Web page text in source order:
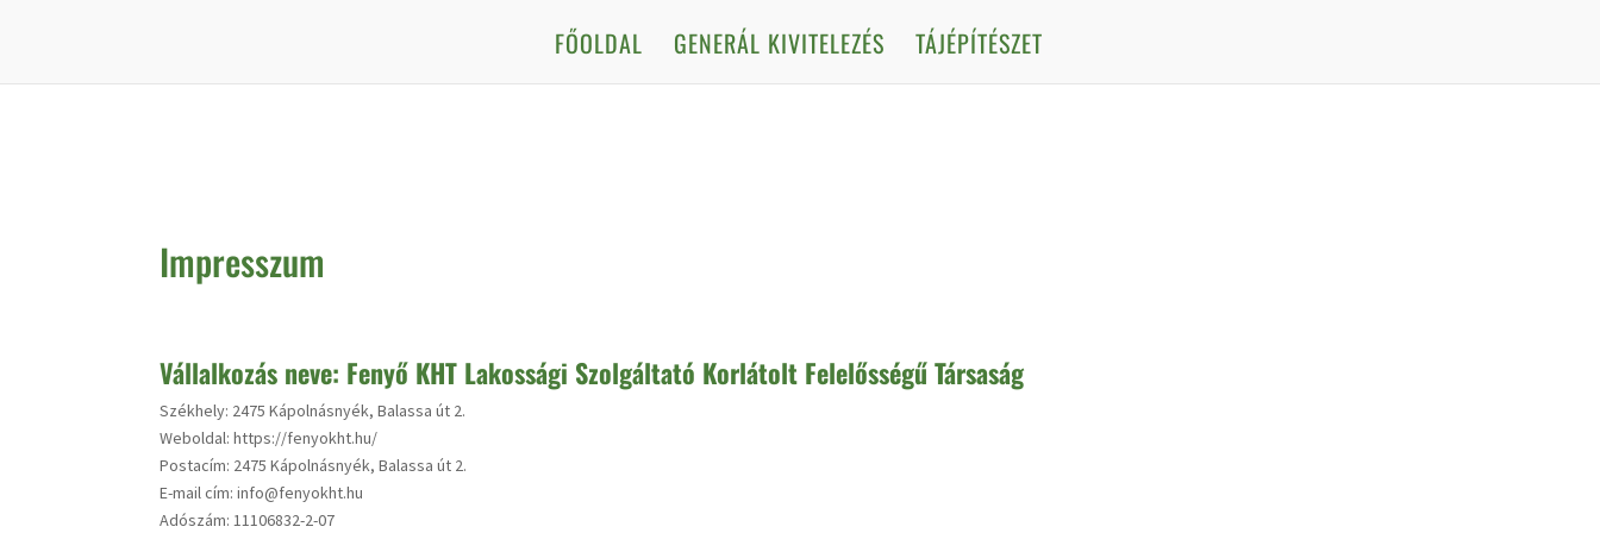
FŐOLDAL GENERÁL KIVITELEZÉS TÁJÉPÍTÉSZET
Impresszum
Vállalkozás neve: Fenyő KHT Lakossági Szolgáltató Korlátolt Felelősségű Társaság
Székhely: 2475 Kápolnásnyék, Balassa út 2.
Weboldal: https://fenyokht.hu/
Postacím: 2475 Kápolnásnyék, Balassa út 2.
E-mail cím: info@fenyokht.hu
Adószám: 11106832-2-07